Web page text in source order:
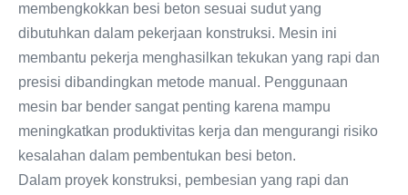
membengkokkan besi beton sesuai sudut yang
dibutuhkan dalam pekerjaan konstruksi. Mesin ini
membantu pekerja menghasilkan tekukan yang rapi dan
presisi dibandingkan metode manual. Penggunaan
mesin bar bender sangat penting karena mampu
meningkatkan produktivitas kerja dan mengurangi risiko
kesalahan dalam pembentukan besi beton.
Dalam proyek konstruksi, pembesian yang rapi dan